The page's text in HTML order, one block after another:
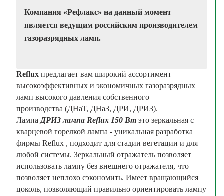
Компания «Рефлакс» на данный момент
является ведущим российским производителем
газоразрядных ламп.
Reflux предлагает вам широкий ассортимент
высокоэффективных и экономичных газоразрядных
ламп высокого давления собственного
производства (ДНаТ, ДНаЗ, ДРИ, ДРИЗ).
Лампа ДРИЗ лампа Reflux 150 Вт это зеркальная с
кварцевой горелкой лампа - уникальная разработка
фирмы Reflux , подходит для стадии вегетации и для
любой системы. Зеркальный отражатель позволяет
использовать лампу без внешнего отражателя, что
позволяет неплохо сэкономить. Имеет вращающийся
цоколь, позволяющий правильно ориентировать лампу